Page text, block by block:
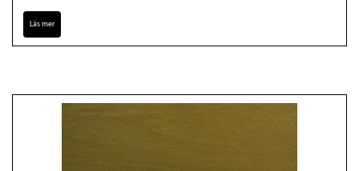
Läs mer